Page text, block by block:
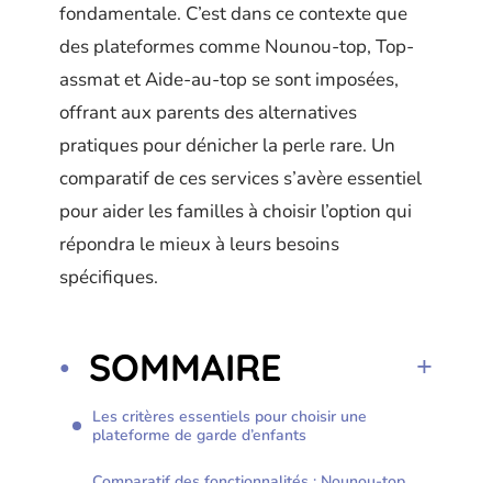
fondamentale. C’est dans ce contexte que
des plateformes comme Nounou-top, Top-
assmat et Aide-au-top se sont imposées,
offrant aux parents des alternatives
pratiques pour dénicher la perle rare. Un
comparatif de ces services s’avère essentiel
pour aider les familles à choisir l’option qui
répondra le mieux à leurs besoins
spécifiques.
SOMMAIRE
Les critères essentiels pour choisir une
plateforme de garde d’enfants